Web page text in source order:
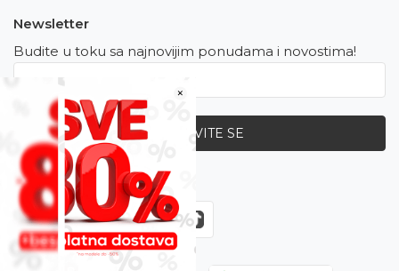
×
Newsletter
Budite u toku sa najnovijim ponudama i novostima!
PRIJAVITE SE
Zapratite nas